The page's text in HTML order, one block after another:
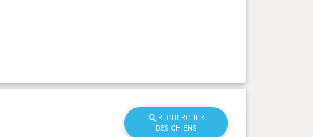
RECHERCHER
DES CHIENS